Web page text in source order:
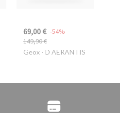
69,00 €
149,90 €
-54%
Geox- D AERANTIS